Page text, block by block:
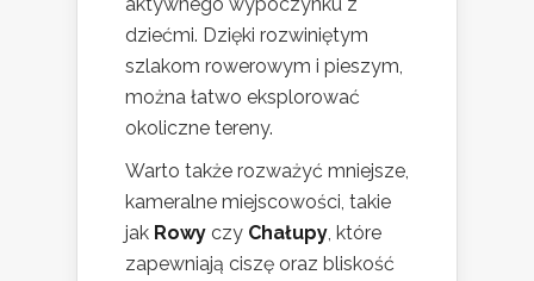
dziećmi. Dzięki rozwiniętym
szlakom rowerowym i pieszym,
można łatwo eksplorować
okoliczne tereny.
Warto także rozważyć mniejsze,
kameralne miejscowości, takie
jak Rowy czy Chałupy , które
zapewniają ciszę oraz bliskość